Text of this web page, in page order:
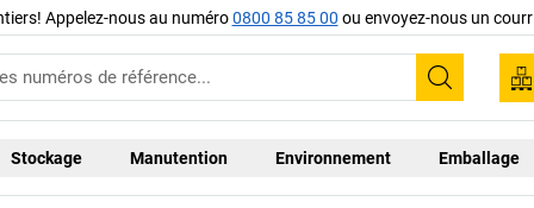
Appelez-nous au numéro0800 85 85 00 ou envoyez-nous un
Stockage Manutention Environnement Emballage